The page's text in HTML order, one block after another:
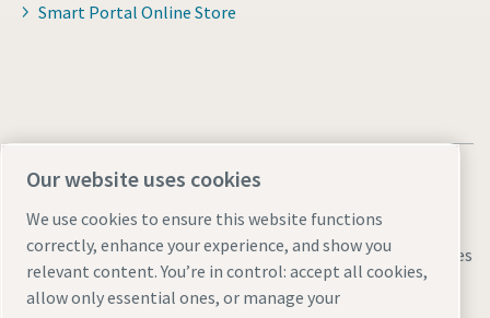
Smart Portal Online Store
Juridisk informasjon og informasjonskapslerManage cookies
TilgjengelighetOmrådekart
Our website uses cookies
We use cookies to ensure this website functions
correctly, enhance your experience, and show you
relevant content. You’re in control: accept all cookies,
allow only essential ones, or manage your